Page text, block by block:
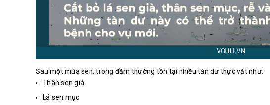
Sau một mùa sen, trong đầm thường tồn tại nhiều tàn dư thực vật như:
Thân sen già
Lá sen mục